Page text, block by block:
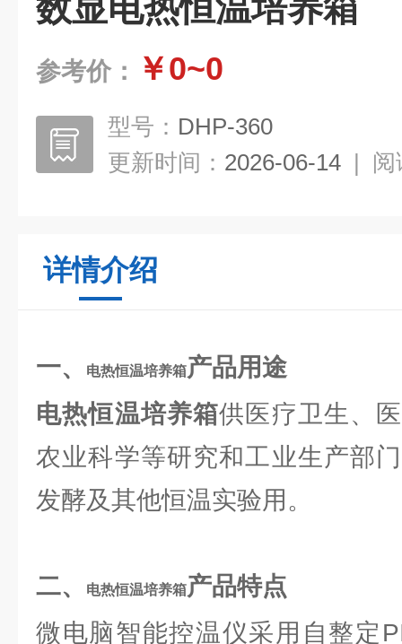
数显电热恒温培养箱
参考价： ￥0~0
型号： DHP-360
更新时间： 2026-06-14 | 阅
详情介绍
一、 电热恒温培养箱产品用途
电热恒温培养箱供医疗卫生、
农业科学等研究和工业生产部
发酵及其他恒温实验用。
二、 电热恒温培养箱产品特点
微电脑智能控温仪采用自整定